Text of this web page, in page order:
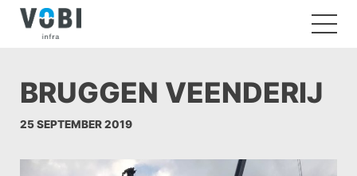
BRUGGEN VEENDERIJ
25 SEPTEMBER 2019